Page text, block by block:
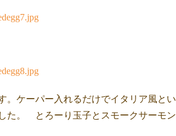
。ケーパー入れるだけでイタリア風とい
た。 とろーり玉子とスモークサーモン